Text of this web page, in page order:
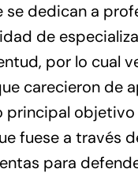
dedican a
de
por lo cual
carecieron de
principal
fuese a través
para